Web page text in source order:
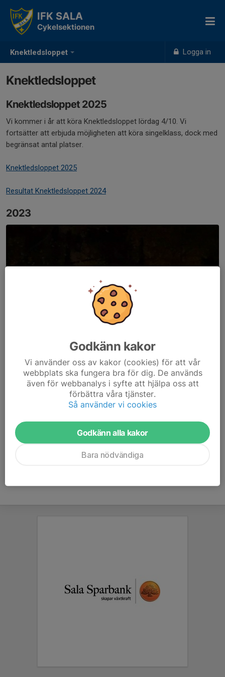
Knektledsloppet Logga in
IFK SALA
Cykelsektionen
Knektledsloppet
Knektledsloppet 2025
Vi kommer i år att köra Knektledsloppet lördag 4/10. Vi
fortsätter att erbjuda möjligheten att köra singelklass, dock med
begränsat antal platser.
Knektledsloppet 2025
Resultat Knektledsloppet 2024
2023
Inbjudan
PM
Godkänn kakor
Vi använder oss av kakor (cookies) för att vår
webbplats ska fungera bra för dig. De används
även för webbanalys i syfte att hjälpa oss att
förbättra våra tjänster.
Så använder vi cookies
Godkänn alla kakor
Bara nödvändiga